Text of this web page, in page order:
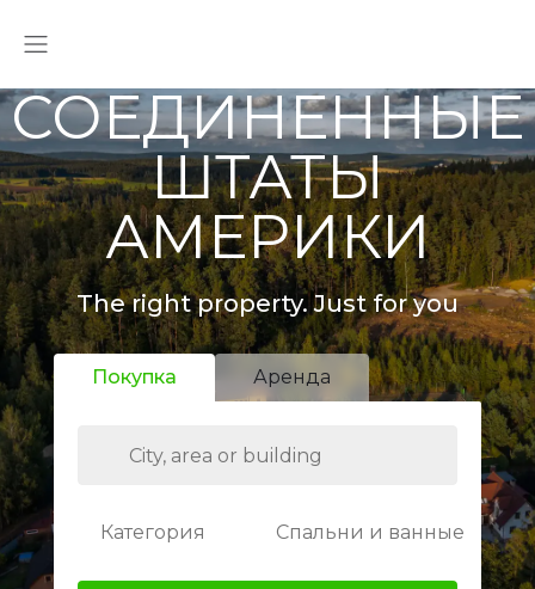
СОЕДИНЕННЫЕ
ШТАТЫ
АМЕРИКИ
The right property. Just for you
Покупка Аренда
Категория Спальни и ванные